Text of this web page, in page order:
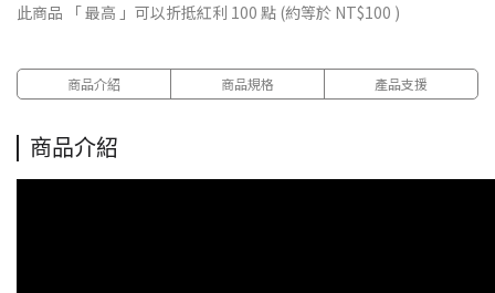
此商品 「 最高 」可以折抵紅利 100 點 (約等於 NT$100 )
商品介紹 商品規格 產品支援
商品介紹